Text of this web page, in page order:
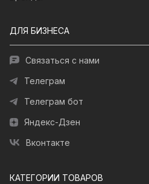
ДЛЯ БИЗНЕСА
Связаться с нами
Телеграм
Телеграм бот
Яндекс-Дзен
Вконтакте
КАТЕГОРИИ ТОВАРОВ